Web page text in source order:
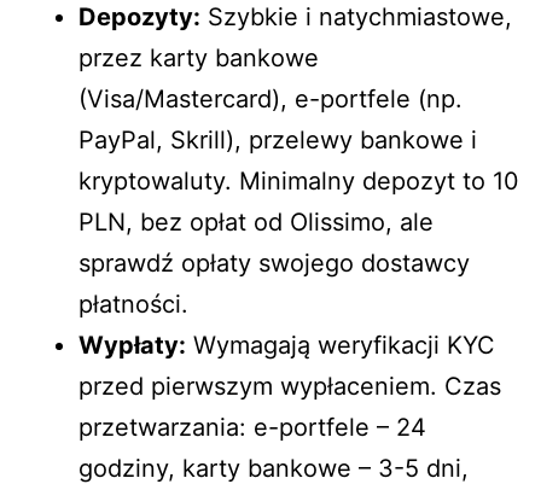
Depozyty: Szybkie i natychmiastowe,
przez karty bankowe
(Visa/Mastercard), e-portfele (np.
PayPal, Skrill), przelewy bankowe i
kryptowaluty. Minimalny depozyt to 10
PLN, bez opłat od Olissimo, ale
sprawdź opłaty swojego dostawcy
płatności.
Wypłaty: Wymagają weryfikacji KYC
przed pierwszym wypłaceniem. Czas
przetwarzania: e-portfele – 24
godziny, karty bankowe – 3-5 dni,